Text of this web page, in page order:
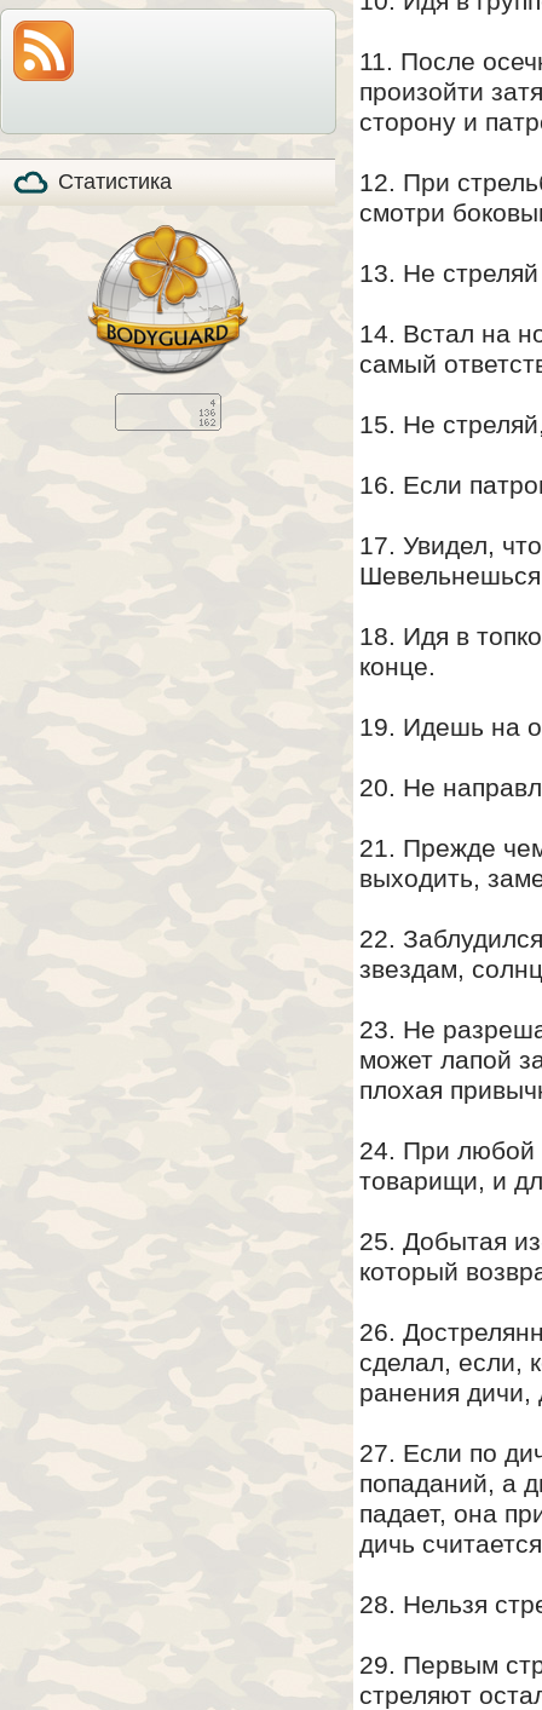
также расскажем все
особенности охоты с
мелкашкой глазами
владельца.
модель по-прежнему
на прилавках и
продолжает
пользоваться
популярностью, в том
числе, и в качестве
обеспечения в
Статистика
11. После
произойти
сторону и
12. При
смотри
13. Не
14. Встал на
самый
15. Не
16. Если
17. Увидел,
18. Идя в
конце.
19. Идешь на
20. Не
21. Прежде
выходить,
22.
звездам,
23. Не
может лапой
плохая
24. При любой
товарищи, и
25. Добытая
который
26.
сделал, если,
ранения дичи,
27. Если по
попаданий, а
падает, она
дичь
28. Нельзя
29. Первым
стреляют